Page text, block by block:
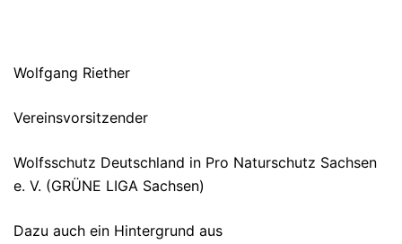
Wolfgang Riether
Vereinsvorsitzender
Wolfsschutz Deutschland in Pro Naturschutz Sachsen
e. V. (GRÜNE LIGA Sachsen)
Dazu auch ein Hintergrund aus